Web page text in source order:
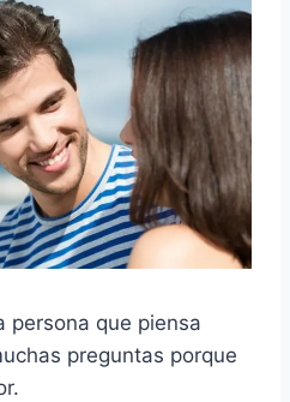
persona que piensa
preguntas porque